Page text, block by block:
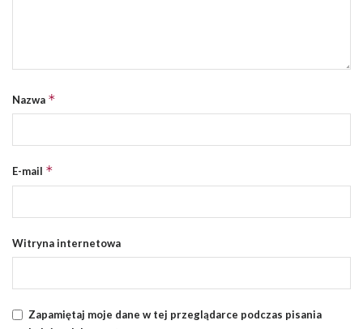
Nazwa *
E-mail *
Witryna internetowa
Zapamiętaj moje dane w tej przeglądarce podczas pisania